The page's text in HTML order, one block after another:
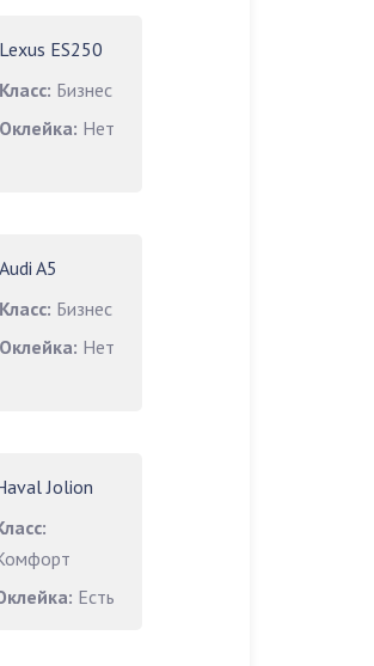
Lexus ES250
Класс: Бизнес
Оклейка: Нет
Audi A5
Класс: Бизнес
Оклейка: Нет
Jolion
Есть